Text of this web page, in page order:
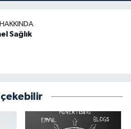
Sağlık
çekebilir